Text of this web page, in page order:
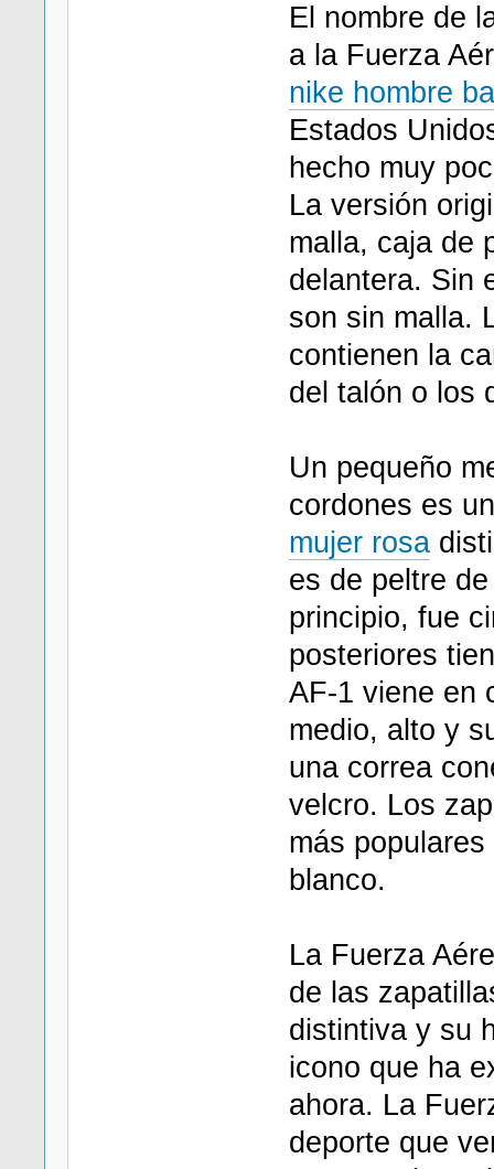
El nombre de
a la Fuerza
nike hombre
Estados
hecho muy
La versión
malla, caja de
delantera. Sin
son sin malla.
contienen la
del talón o los
Un pequeño
cordones es
mujer rosa
es de peltre
principio, fue
posteriores
AF-1 viene en
medio, alto y
una correa
velcro. Los
más
blanco.
La Fuerza
de las
distintiva y su
icono que ha
ahora. La
deporte que